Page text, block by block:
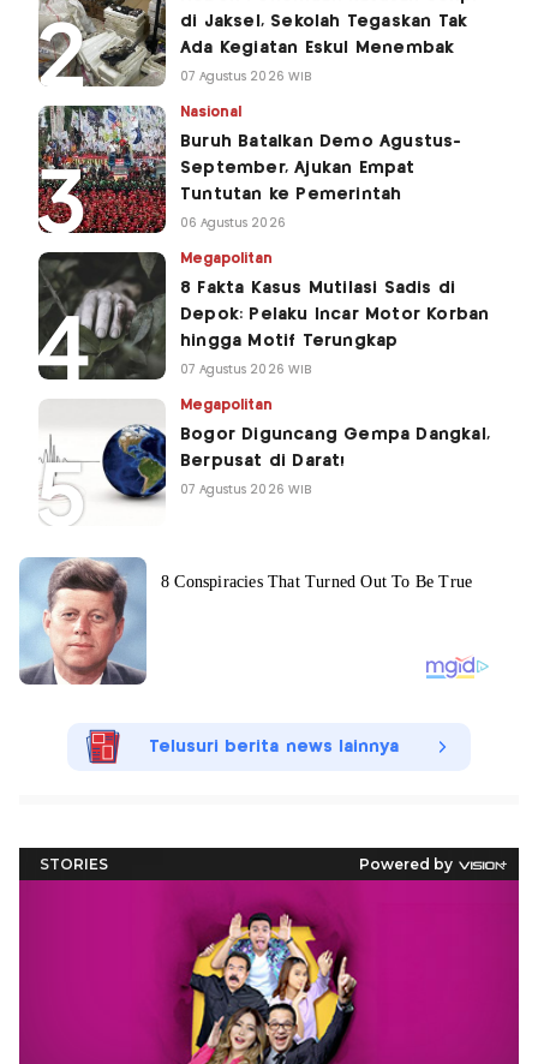
di Jaksel, Sekolah Tegaskan Tak
Ada Kegiatan Eskul Menembak
07 Agustus 2026 WIB
Nasional
Buruh Batalkan Demo Agustus-
September, Ajukan Empat
Tuntutan ke Pemerintah
06 Agustus 2026
Megapolitan
8 Fakta Kasus Mutilasi Sadis di
Depok: Pelaku Incar Motor Korban
hingga Motif Terungkap
07 Agustus 2026 WIB
Megapolitan
Bogor Diguncang Gempa Dangkal,
Berpusat di Darat!
07 Agustus 2026 WIB
Telusuri berita news lainnya